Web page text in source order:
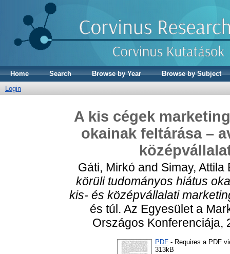
Home Search Browse by Year
Browse by Subject
Login
A kis cégek
okainak feltárása –
Gáti, Mirkó and Simay, Attila
körüli tudományos hiátus
kis- és középvállalati
és túl. Az Egyesület a
Országos Konferenciája,
PDF - Requires a PDF
313kB